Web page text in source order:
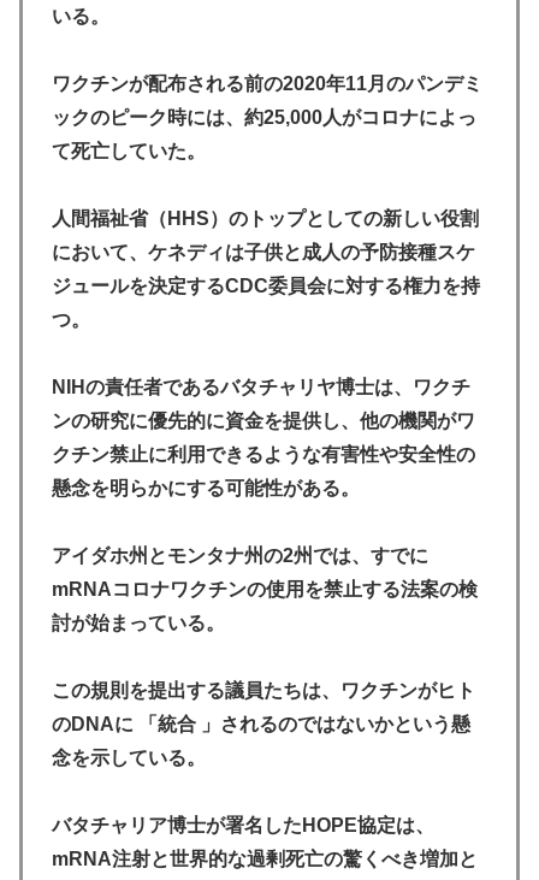
いる。
ワクチンが配布される前の2020年11月のパンデミ
ックのピーク時には、約25,000人がコロナによっ
て死亡していた。
人間福祉省（HHS）のトップとしての新しい役割
において、ケネディは子供と成人の予防接種スケ
ジュールを決定するCDC委員会に対する権力を持
つ。
NIHの責任者であるバタチャリヤ博士は、ワクチ
ンの研究に優先的に資金を提供し、他の機関がワ
クチン禁止に利用できるような有害性や安全性の
懸念を明らかにする可能性がある。
アイダホ州とモンタナ州の2州では、すでに
mRNAコロナワクチンの使用を禁止する法案の検
討が始まっている。
この規則を提出する議員たちは、ワクチンがヒト
のDNAに 「統合 」されるのではないかという懸
念を示している。
バタチャリア博士が署名したHOPE協定は、
mRNA注射と世界的な過剰死亡の驚くべき増加と